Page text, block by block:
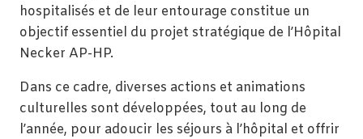
hospitalisés et de leur entourage constitue un
objectif essentiel du projet stratégique de l’Hôpital
Necker AP-HP.
Dans ce cadre, diverses actions et animations
culturelles sont développées, tout au long de
l’année, pour adoucir les séjours à l’hôpital et offrir